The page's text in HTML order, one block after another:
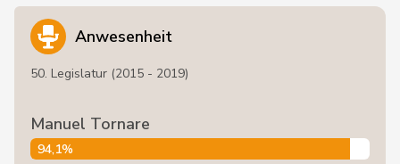
Anwesenheit
50. Legislatur (2015 - 2019)
Manuel Tornare
94,1%